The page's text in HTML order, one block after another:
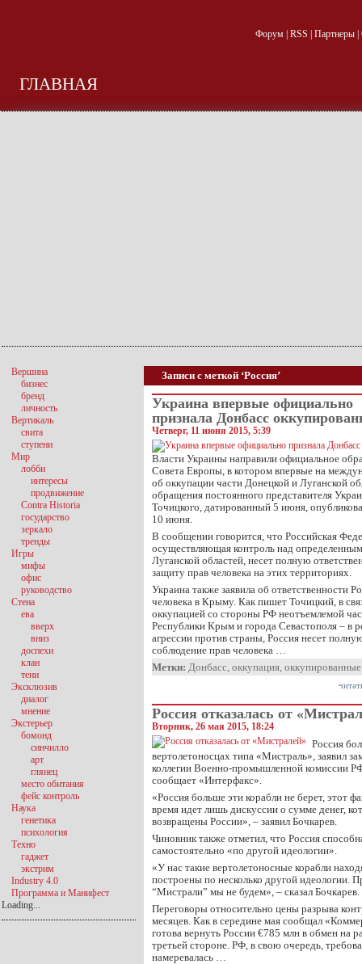
Форум| RSS Партнеры|
ГЛАВНАЯ
Записи с меткой ‘Россия’
Украина впервые официально
признала Донбасс
Четверг, 11 июня 2015, 5:39
Власти Украины направили официальное
Совета Европы, в котором впервые на
об оккупации части Донецкой и Луганской
обращения постоянного представителя
Точицкого, датированный 5 июня,
10 июня.
В сообщении говорится, что Российская
осуществляющая контроль над
Луганской областей, несет полную
защиту прав человека на этих территориях.
Украина также заявила об ответственности
человека в Крыму. Как пишет Точицкий, в
оккупацией со стороны РФ неотъемлемой
Республики Крым и города Севастополя – в
агрессии против страны, Россия несет
соблюдение прав человека …
Метки: Донбасс, оккупация,
Россия отказалась от
Вторник, 26 мая 2015, 18:24
Россия
вертолетоносцах типа «Мистраль», заявил
коллегии Военно-промышленной комиссии
сообщает «Интерфакс».
«Россия больше эти корабли не берет, этот
время идет лишь дискуссии о сумме денег,
возвращены России», – заявил Бочкарев.
Чиновник также отметил, что Россия
самостоятельно «по другой идеологии».
«У нас такие вертолетоносные корабли
построены по несколько другой идеологии.
“Мистрали” мы не будем», – сказал Бочкарев.
Переговоры относительно цены разрыва
месяцев. Как в середине мая сообщал
готова вернуть России €785 млн в обмен на
третьей стороне. РФ, в свою очередь,
намеревалась …
Вершина
бизнес
бренд
личность
Вертикаль
свита
ступени
Мир
лобби
интересы
продвижение
Contra Historia
государство
зеркало
тренды
Игры
мифы
офис
руководство
Стена
ева
вверх
вниз
доспехи
клан
тени
Эксклюзив
диалог
мнение
Экстерьер
бомонд
синчилло
арт
глянец
место обитания
фейс контроль
Наука
генетика
психология
Техно
гаджет
экстрим
Industry 4.0
Программа и Манифест
Loading...